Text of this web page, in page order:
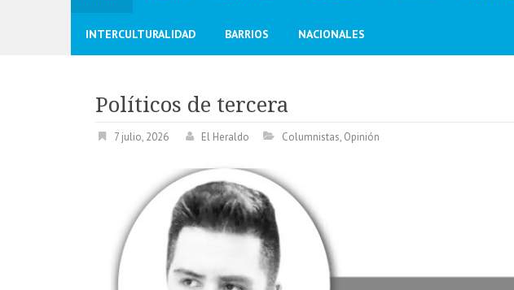
INTERCULTURALIDAD BARRIOS NACIONALES
Políticos de tercera
7 julio, 2026 El Heraldo Columnistas, Opinión